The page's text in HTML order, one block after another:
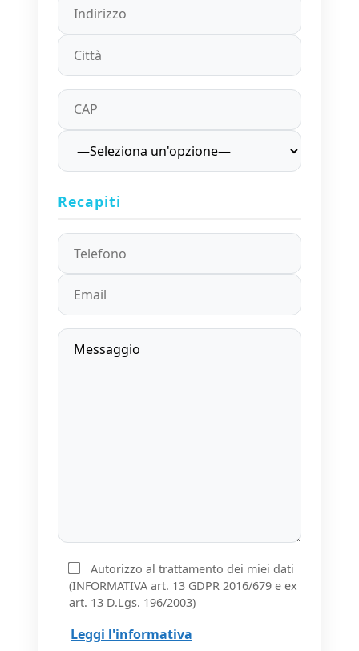
Recapiti
Autorizzo al trattamento dei miei dati
(INFORMATIVA art. 13 GDPR 2016/679 e ex
art. 13 D.Lgs. 196/2003)
Leggi l'informativa